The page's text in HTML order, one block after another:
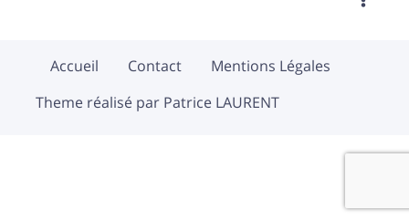
Accueil Contact
Mentions Légales
Theme réalisé par Patrice LAURENT